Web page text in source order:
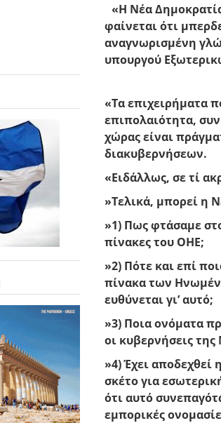
«Η Νέα
φαίνεται ότι
αναγνωρισμένη
υπουργού
«Τα επιχειρήματα
επιπολαιότητα,
χώρας είναι
διακυβερνήσεων.
«Ειδάλλως, σε τί
»Τελικά, μπορεί η
»1) Πως φτάσαμε
πίνακες του ΟΗΕ;
»2) Πότε και επί
πίνακα των
ευθύνεται γι’ αυτό;
»3) Ποια ονόματα
οι κυβερνήσεις
»4) Έχει
σκέτο για
ότι αυτό
εμπορικές